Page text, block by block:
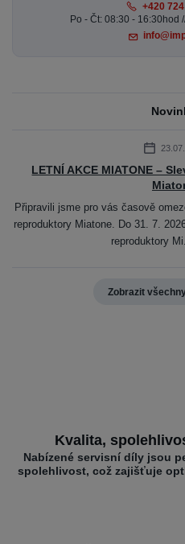
+420
Po - Čt: 08:30 - 16:30hod
LETNÍ AKCE MIATONE –
Připravili jsme pro vás časově
reproduktory Miatone. Do 31. 7.
reproduktory
Zobrazit
Kvalita,
Nabízené servisní díly jsou
spolehlivost, což zajišťuje